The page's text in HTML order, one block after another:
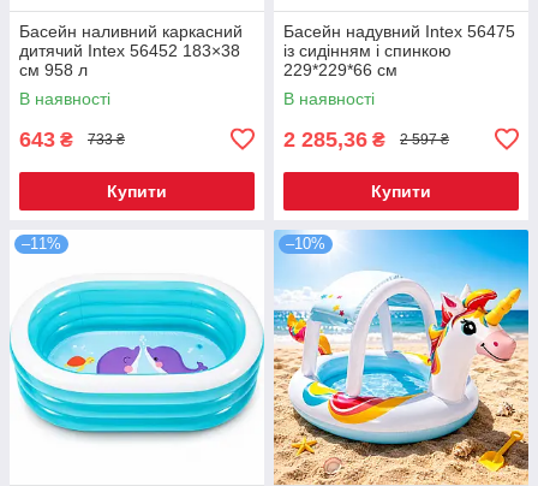
Басейн наливний каркасний
дитячий Intex 56452 183×38
см 958 л
В наявності
643 ₴ 733 ₴
Купити
Басейн надувний Intex 56475
із сидінням і спинкою
229*229*66 см
В наявності
2 285,36 ₴ 2 597 ₴
Купити
–11% –10%